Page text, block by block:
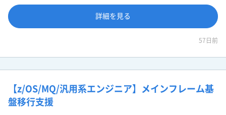
詳細を見る
57日前
【z/OS/MQ/汎用系エンジニア】メインフレーム基
盤移行支援